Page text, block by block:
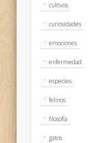
cultivos
curiosidades
emociones
enfermedad
especies
felinos
filosofía
gatos